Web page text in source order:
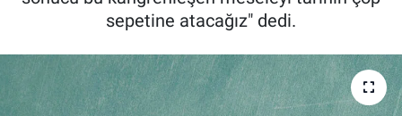
sepetine atacağız" dedi.
Pankobirlik
Et fiyatları
Tarım Bilgisi